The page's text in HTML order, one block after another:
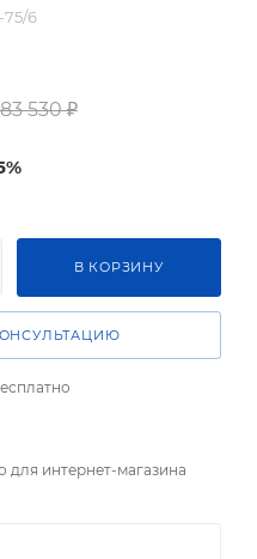
6
530₽
В КОРЗИНУ
для интернет-магазина